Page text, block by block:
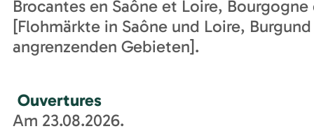
Brocantes en Saône et Loire,
[Flohmärkte in Saône und Loire,
angrenzenden Gebieten].
Ouvertures
Am 23.08.2026.